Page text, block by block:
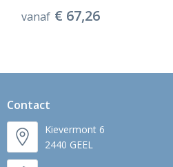
vanaf € 67,26
Contact
Kievermont 6
2440 GEEL